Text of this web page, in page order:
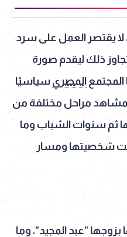
لا يقتصر العمل على سرد
ذلك ليقدم صورة
المصري سياسيًا
المشاهد مراحل مختلفة من
ثم سنوات الشباب وما
شخصيتها ومسار
"عبد المجيد"، وما